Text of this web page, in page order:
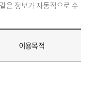
은 정보가 자동적으로 수
이용목적